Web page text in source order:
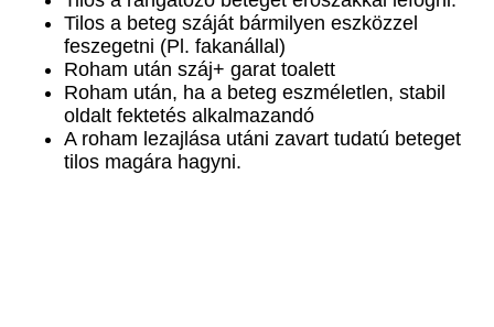
Tilos a beteg száját bármilyen eszközzel
feszegetni (Pl. fakanállal)
Roham után száj+ garat toalett
Roham után, ha a beteg eszméletlen, stabil
oldalt fektetés alkalmazandó
A roham lezajlása utáni zavart tudatú beteget
tilos magára hagyni.